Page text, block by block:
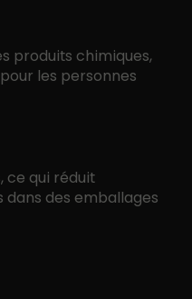
produits chimiques,
les personnes
ce qui réduit
des emballages